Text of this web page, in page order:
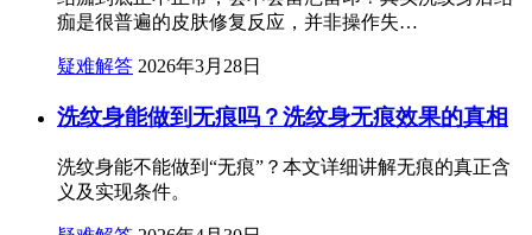
痂是很普遍的皮肤修复反应，并非操作失…
疑难解答 2026年3月28日
洗纹身能做到无痕吗？洗纹身无痕效果的真相
洗纹身能不能做到“无痕”？本文详细讲解无痕的真正含
义及实现条件。